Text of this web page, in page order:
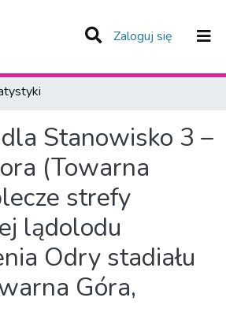
Zaloguj się (current)
Stanowisko 3 –
(Towarna
strefy
lądolodu
Odry stadiału
Góra,